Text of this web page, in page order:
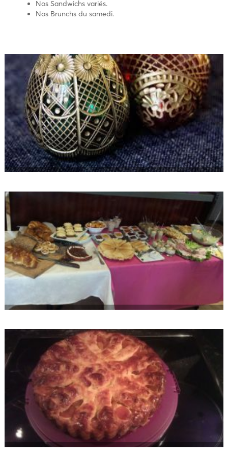
Nos Sandwichs variés.
Nos Brunchs du samedi.